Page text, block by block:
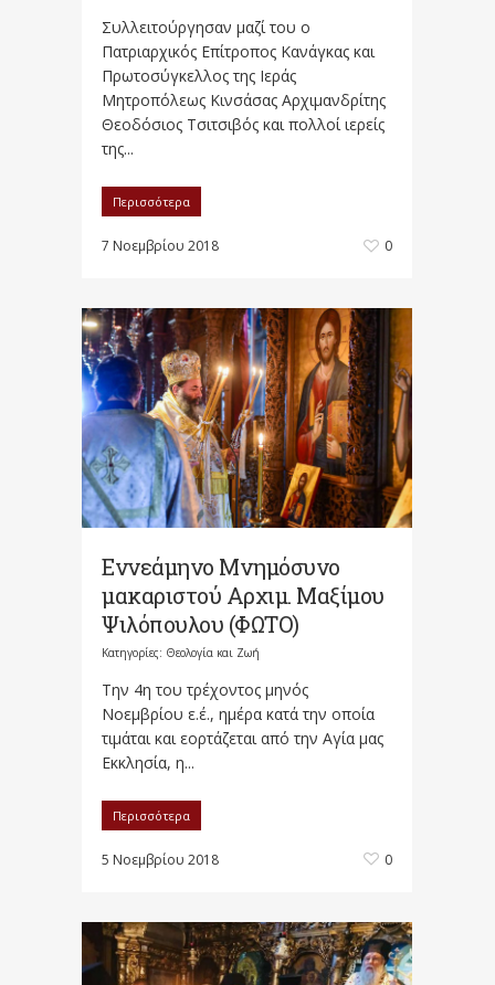
Συλλειτούργησαν μαζί του ο
Πατριαρχικός Επίτροπος Κανάγκας και
Πρωτοσύγκελλος της Ιεράς
Μητροπόλεως Κινσάσας Αρχιμανδρίτης
Θεοδόσιος Τσιτσιβός και πολλοί ιερείς
της...
Περισσότερα
7 Νοεμβρίου 2018 0
Εννεάμηνο Μνημόσυνο
μακαριστού Αρχιμ. Μαξίμου
Ψιλόπουλου (ΦΩΤΟ)
Κατηγορίες: Θεολογία και Ζωή
Την 4η του τρέχοντος μηνός
Νοεμβρίου ε.έ., ημέρα κατά την οποία
τιμάται και εορτάζεται από την Αγία μας
Εκκλησία, η...
Περισσότερα
5 Νοεμβρίου 2018 0